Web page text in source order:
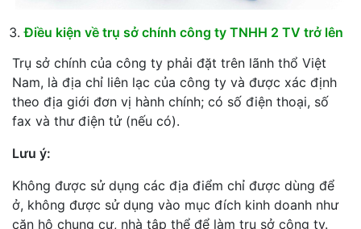
Điều kiện về trụ sở chính công ty TNHH 2 TV trở lên
Trụ sở chính của công ty phải đặt trên lãnh thổ Việt
Nam, là địa chỉ liên lạc của công ty và được xác định
theo địa giới đơn vị hành chính; có số điện thoại, số
fax và thư điện tử (nếu có).
Lưu ý:
Không được sử dụng các địa điểm chỉ được dùng để
ở, không được sử dụng vào mục đích kinh doanh như
căn hộ chung cư, nhà tập thể để làm trụ sở công ty.